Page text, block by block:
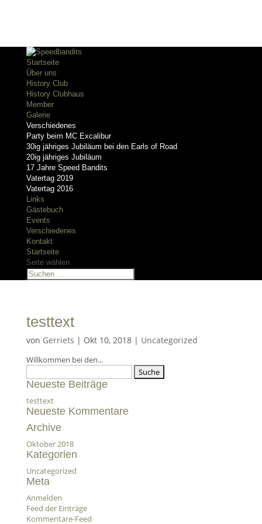
Startseite
Über uns
History Club
History Clubhaus
Member
Galerie
Verschiedenes
Party beim MC Excalibur
30ig jähriges Jubiläum bei den Earls of Road
20ig jähriges Jubiläum
17 Jahre Speed Bandits
Vatertag 2019
Vatertag 2016
Links
Gästebuch
Events
Verschiedenes
Kontakt
Startseite
Seite wählen
testtext
von Gerriets | Okt 10, 2018| Uncategorized
Willkommen bei den...
nach:
Neueste Beiträge
testtext
Neueste Kommentare
Archive
Oktober 2018
Kategorien
Uncategorized
Meta
Anmelden
Feed der Einträge
Kommentare-Feed